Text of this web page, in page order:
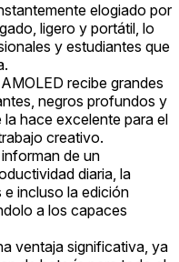
elogiado por
ligero y portátil, lo
y estudiantes que
recibe grandes
negros profundos y
hace excelente para el
creativo.
de un
diaria, la
e incluso la edición
a los capaces
ventaja significativa, ya